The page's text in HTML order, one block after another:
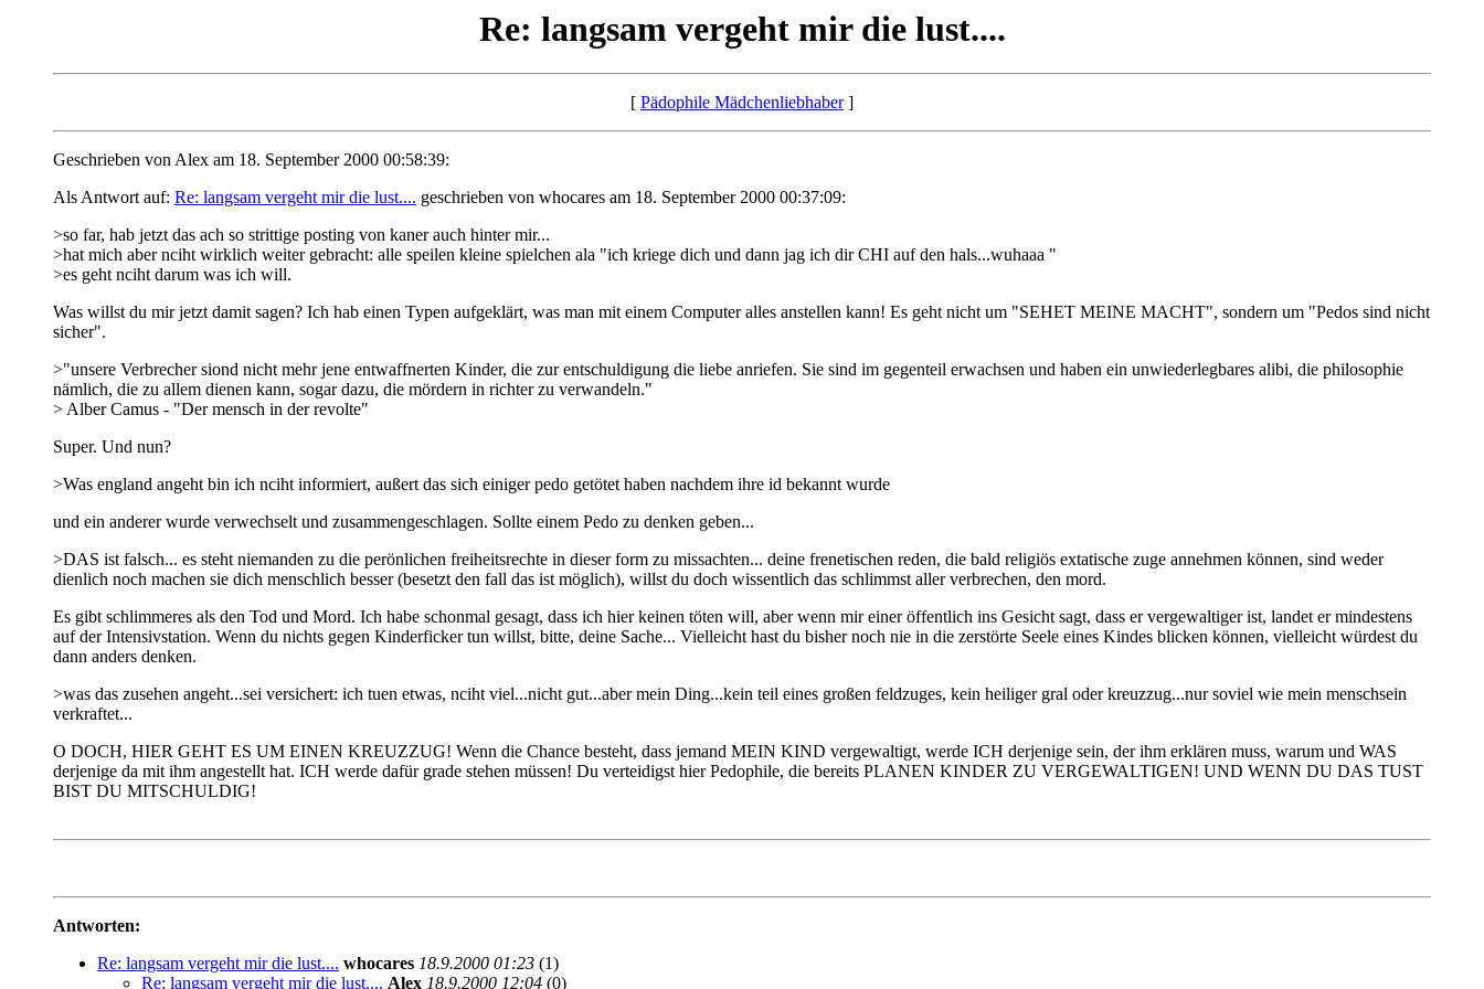
Re: langsam vergeht mir die lust....
[ Pädophile Mädchenliebhaber]
Geschrieben von Alex am 18. September 2000 00:58:39:
Als Antwort auf: Re: langsam vergeht mir die lust.... geschrieben von whocares am 18. September 2000 00:37:09:
>so far, hab jetzt das ach so strittige posting von kaner auch hinter mir...
>hat mich aber nciht wirklich weiter gebracht: alle speilen kleine spielchen ala "ich kriege dich und dann jag ich dir CHI auf den hals...wuhaaa "
>es geht nciht darum was ich will.
Was willst du mir jetzt damit sagen? Ich hab einen Typen aufgeklärt, was man mit einem Computer alles anstellen kann! Es geht nicht um "SEHET MEINE MACHT", sondern um "Pedos sind nicht
sicher".
>"unsere Verbrecher siond nicht mehr jene entwaffnerten Kinder, die zur entschuldigung die liebe anriefen. Sie sind im gegenteil erwachsen und haben ein unwiederlegbares alibi, die philosophie
nämlich, die zu allem dienen kann, sogar dazu, die mördern in richter zu verwandeln."
> Alber Camus - "Der mensch in der revolte"
Super. Und nun?
>Was england angeht bin ich nciht informiert, außert das sich einiger pedo getötet haben nachdem ihre id bekannt wurde
und ein anderer wurde verwechselt und zusammengeschlagen. Sollte einem Pedo zu denken geben...
>DAS ist falsch... es steht niemanden zu die perönlichen freiheitsrechte in dieser form zu missachten... deine frenetischen reden, die bald religiös extatische zuge annehmen können, sind weder
dienlich noch machen sie dich menschlich besser (besetzt den fall das ist möglich), willst du doch wissentlich das schlimmst aller verbrechen, den mord.
Es gibt schlimmeres als den Tod und Mord. Ich habe schonmal gesagt, dass ich hier keinen töten will, aber wenn mir einer öffentlich ins Gesicht sagt, dass er vergewaltiger ist, landet er mindestens
auf der Intensivstation. Wenn du nichts gegen Kinderficker tun willst, bitte, deine Sache... Vielleicht hast du bisher noch nie in die zerstörte Seele eines Kindes blicken können, vielleicht würdest du
dann anders denken.
>was das zusehen angeht...sei versichert: ich tuen etwas, nciht viel...nicht gut...aber mein Ding...kein teil eines großen feldzuges, kein heiliger gral oder kreuzzug...nur soviel wie mein menschsein
verkraftet...
O DOCH, HIER GEHT ES UM EINEN KREUZZUG! Wenn die Chance besteht, dass jemand MEIN KIND vergewaltigt, werde ICH derjenige sein, der ihm erklären muss, warum und WAS
derjenige da mit ihm angestellt hat. ICH werde dafür grade stehen müssen! Du verteidigst hier Pedophile, die bereits PLANEN KINDER ZU VERGEWALTIGEN! UND WENN DU DAS TUST
BIST DU MITSCHULDIG!
Antworten:
Re: langsam vergeht mir die lust.... whocares 18.9.2000 01:23 (1)
Re: langsam vergeht mir die lust.... Alex 18.9.2000 12:04 (0)